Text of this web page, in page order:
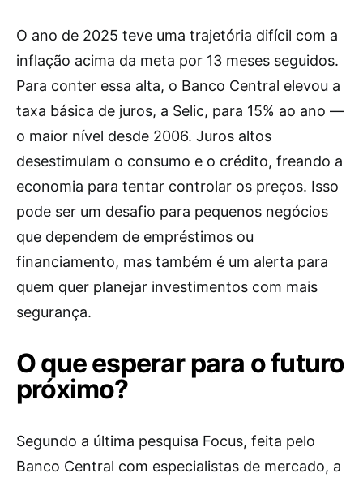
O ano de 2025 teve uma trajetória difícil com a
inflação acima da meta por 13 meses seguidos.
Para conter essa alta, o Banco Central elevou a
taxa básica de juros, a Selic, para 15% ao ano —
o maior nível desde 2006. Juros altos
desestimulam o consumo e o crédito, freando a
economia para tentar controlar os preços. Isso
pode ser um desafio para pequenos negócios
que dependem de empréstimos ou
financiamento, mas também é um alerta para
quem quer planejar investimentos com mais
segurança.
O que esperar para o futuro
próximo?
Segundo a última pesquisa Focus, feita pelo
Banco Central com especialistas de mercado, a